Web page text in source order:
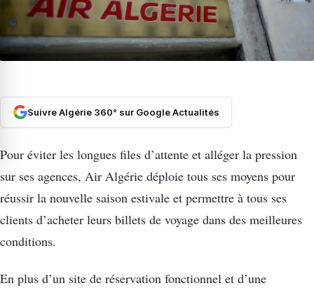
Suivre Algérie 360° sur Google Actualités
Pour éviter les longues files d’attente et alléger la pression
sur ses agences, Air Algérie déploie tous ses moyens pour
réussir la nouvelle saison estivale et permettre à tous ses
clients d’acheter leurs billets de voyage dans des meilleures
conditions.
En plus d’un site de réservation fonctionnel et d’une